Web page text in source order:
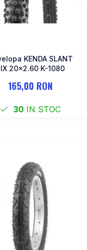
KENDA SLANT
SIX 20x2.60 K-1080
165,00 RON
30 IN STOC